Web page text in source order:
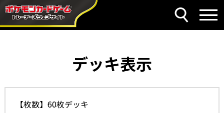
デッキ表示
【枚数】60枚デッキ